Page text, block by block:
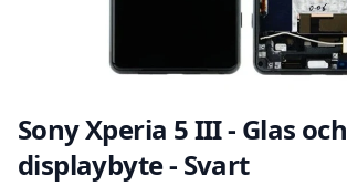
Sony Xperia 5 III - Glas och
displaybyte - Svart